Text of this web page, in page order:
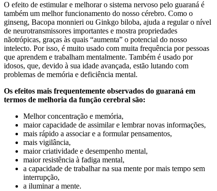
O efeito de estimular e melhorar o sistema nervoso pelo guaraná é
também um melhor funcionamento do nosso cérebro. Como o
ginseng, Bacopa monnieri ou Ginkgo biloba, ajuda a regular o nível
de neurotransmissores importantes e mostra propriedades
nãotrópicas, graças às quais “aumenta” o potencial do nosso
intelecto. Por isso, é muito usado com muita frequência por pessoas
que aprendem e trabalham mentalmente. Também é usado por
idosos, que, devido à sua idade avançada, estão lutando com
problemas de memória e deficiência mental.
Os efeitos mais frequentemente observados do guaraná em
termos de melhoria da função cerebral são:
Melhor concentração e memória,
maior capacidade de assimilar e lembrar novas informações,
mais rápido a associar e a formular pensamentos,
mais vigilância,
maior criatividade e desempenho mental,
maior resistência à fadiga mental,
a capacidade de trabalhar na sua mente por mais tempo sem
interrupção,
a iluminar a mente.